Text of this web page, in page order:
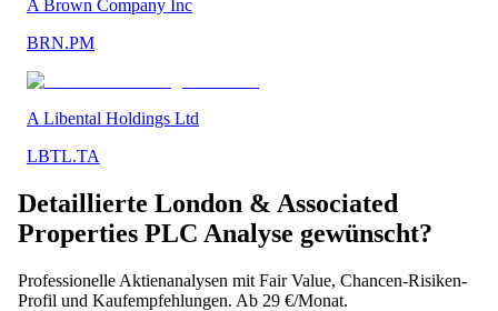
A Brown Company Inc
BRN.PM
A Libental Holdings Ltd
LBTL.TA
Detaillierte London & Associated
Properties PLC Analyse gewünscht?
Professionelle Aktienanalysen mit Fair Value, Chancen-Risiken-
Profil und Kaufempfehlungen. Ab 29 €/Monat.